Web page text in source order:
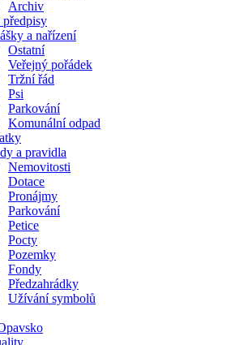
Archiv
a nařízení
Ostatní
Veřejný pořádek
Tržní řád
Psi
Parkování
Komunální odpad
a pravidla
Nemovitosti
Dotace
Pronájmy
Parkování
Petice
Pocty
Pozemky
Fondy
Předzahrádky
Užívání symbolů